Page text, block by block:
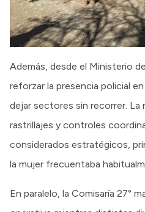
Además, desde el Ministerio
reforzar la presencia policial
dejar sectores sin recorrer. La
rastrillajes y controles
considerados estratégicos,
la mujer frecuentaba
En paralelo, la Comisaría 27°